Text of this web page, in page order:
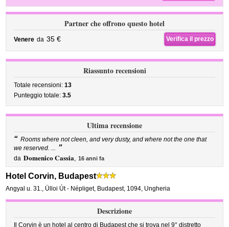
Partner che offrono questo hotel
Venere da 35 € Verifica il prezzo
Riassunto recensioni
Totale recensioni:13
Punteggio totale:3.5
Ultima recensione
“ Rooms where not cleen, and very dusty, and where not the one that
we reserved. ... ”
da Domenico Cassia, 16 anni fa
Hotel Corvin, Budapest
Angyal u. 31., Ülloi Út - Népliget, Budapest, 1094, Ungheria
Descrizione
Il Corvin è un hotel al centro di Budapest che si trova nel 9° distretto